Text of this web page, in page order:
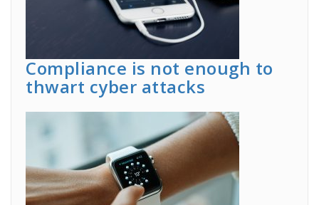
Compliance is not enough to
thwart cyber attacks